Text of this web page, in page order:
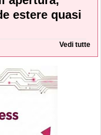
estere quasi
Vedi tutte